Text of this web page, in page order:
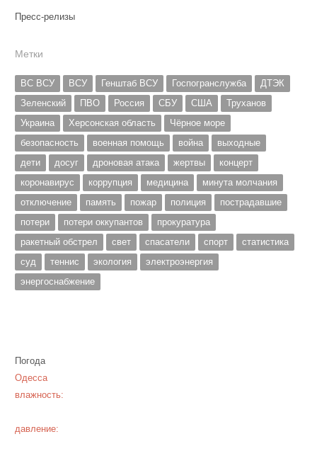
Пресс-релизы
Метки
ВС ВСУ ВСУ Генштаб ВСУ Госпогранслужба
ДТЭК
Зеленский
ПВО Россия СБУ США
Труханов
Украина
Херсонская область
Чёрное море
безопасность
военная помощь война
выходные
дети
досуг дроновая атака жертвы
концерт
коронавирус
коррупция медицина
минута молчания
отключение
память пожар полиция
пострадавшие
потери
потери оккупантов
прокуратура
ракетный обстрел
свет спасатели спорт
статистика
суд
теннис экология
электроэнергия
энергоснабжение
Погода
Одесса
влажность:
давление: